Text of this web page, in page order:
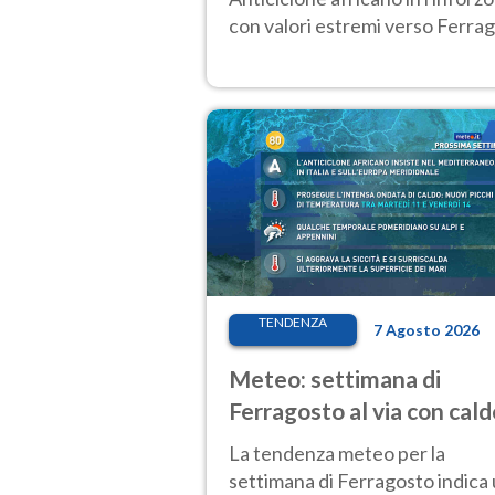
con valori estremi verso
TENDENZA 7 Agosto 2026
Meteo: settimana di
Ferragosto al via con
intenso e qualche
La tendenza meteo per la
settimana di Ferragosto indica